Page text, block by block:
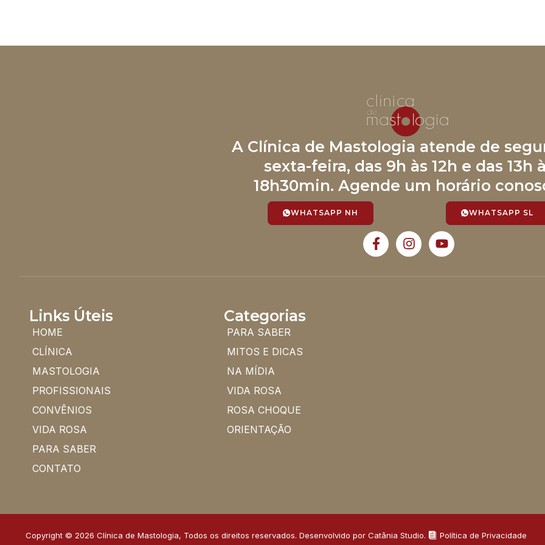
A Clínica de Mastologia atende de
sexta-feira, das 9h às 12h e das 13h
18h30min. Agende um horário
WHATSAPP NH WHATSAPP SL
Links Úteis
HOME
CLÍNICA
MASTOLOGIA
PROFISSIONAIS
CONVÊNIOS
VIDA ROSA
PARA SABER
CONTATO
Categorias
PARA SABER
MITOS E DICAS
NA MÍDIA
VIDA ROSA
ROSA CHOQUE
ORIENTAÇÃO
Copyright © 2026 Clínica de Mastologia, Todos os direitos reservados. Desenvolvido por Catânia Studio. Política de Privacidade